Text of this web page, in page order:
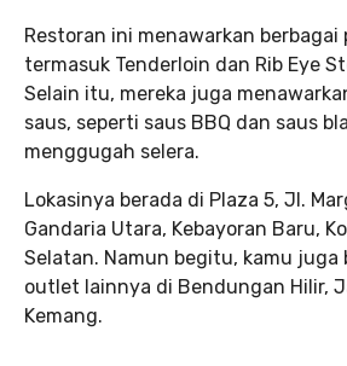
Restoran ini menawarkan berbagai
termasuk Tenderloin dan Rib Eye
Selain itu, mereka juga
saus, seperti saus BBQ dan saus
menggugah selera.
Lokasinya berada di Plaza 5, Jl.
Gandaria Utara, Kebayoran Baru,
Selatan. Namun begitu, kamu juga
outlet lainnya di Bendungan Hilir,
Kemang.